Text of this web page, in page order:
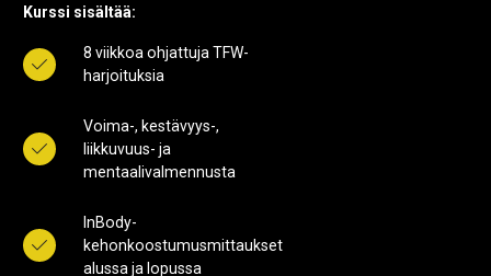
Kurssi sisältää:
8 viikkoa ohjattuja TFW-
harjoituksia
Voima-, kestävyys-,
liikkuvuus- ja
mentaalivalmennusta
InBody-
kehonkoostumusmittaukset
alussa ja lopussa